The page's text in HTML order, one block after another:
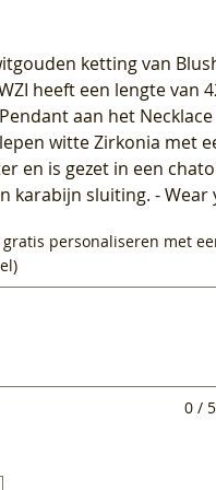
ketting van
heeft een lengte van
aan het
witte Zirkonia met
en is gezet in een
karabijn sluiting. - Wear
personaliseren met
0 /